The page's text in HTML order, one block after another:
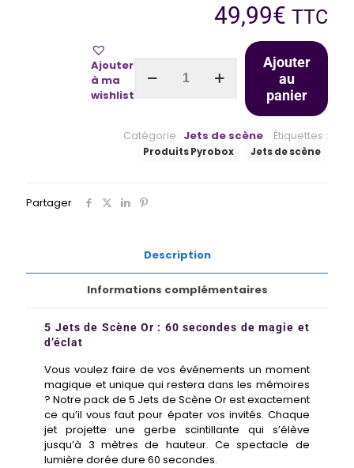
49,99€ TTC
Ajouter
à ma
wishlist
Ajouter
au
panier
Catégorie : Jets de scène Étiquettes :
Produits Pyrobox Jets de scène
Partager
Description
Informations complémentaires
5 Jets de Scène Or : 60 secondes de magie et
d’éclat
Vous voulez faire de vos événements un moment
magique et unique qui restera dans les mémoires
? Notre pack de 5 Jets de Scène Or est exactement
ce qu’il vous faut pour épater vos invités. Chaque
jet projette une gerbe scintillante qui s’élève
jusqu’à 3 mètres de hauteur. Ce spectacle de
lumière dorée dure 60 secondes.